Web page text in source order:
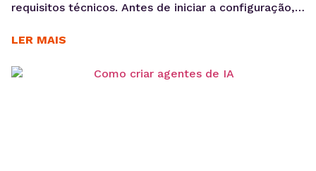
requisitos técnicos. Antes de iniciar a configuração,
casos de uso e como a ferramenta pode contribuir
OpenClaw centraliza a criação e operação de
LER MAIS